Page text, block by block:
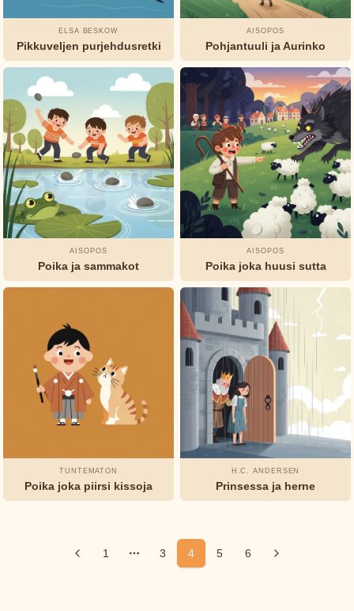
ELSA BESKOW
Pikkuveljen purjehdusretki
AISOPOS
Pohjantuuli ja Aurinko
AISOPOS
Poika ja sammakot
AISOPOS
Poika joka huusi sutta
TUNTEMATON
Poika joka piirsi kissoja
H.C. ANDERSEN
Prinsessa ja herne
1
More pages
3 4 5 6